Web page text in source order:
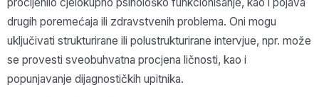
drugih poremećaja ili zdravstvenih problema. Oni mogu
uključivati strukturirane ili polustrukturirane intervjue, npr. može
se provesti sveobuhvatna procjena ličnosti, kao i
popunjavanje dijagnostičkih upitnika.